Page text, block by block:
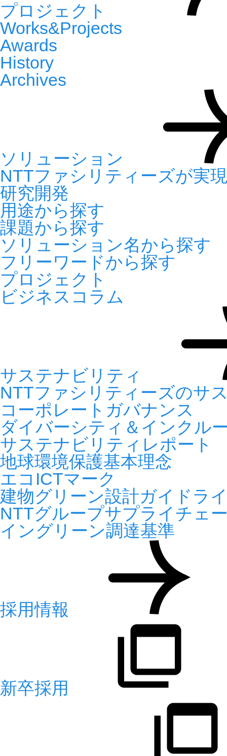
プロジェクト
Works&Projects
Awards
History
Archives
ソリューション
NTTファシリティーズが実
研究開発
用途から探す
課題から探す
ソリューション名から探す
フリーワードから探す
プロジェクト
ビジネスコラム
サステナビリティ
NTTファシリティーズのサ
コーポレートガバナンス
ダイバーシティ＆インクル
サステナビリティレポート
地球環境保護基本理念
エコICTマーク
建物グリーン設計ガイドラ
NTTグループサプライチェ
イングリーン調達基準
採用情報
新卒採用